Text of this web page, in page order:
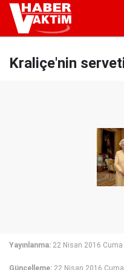
Kraliçe'nin
Yayınlanma: 22 Nisan 2016 Cuma
Güncelleme: 22 Nisan 2016